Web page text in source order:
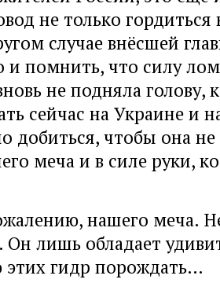
не только
случае внёсшей
и помнить, что силу
не подняла голову,
сейчас на Украине и
добиться, чтобы она не
меча и в силе руки,
нашего меча.
Он лишь обладает
этих гидр порождать…